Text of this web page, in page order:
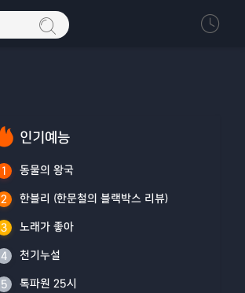
인기예능
1 동물의 왕국
2 한블리 (한문철의 블랙박스 리뷰)
3 노래가 좋아
4 천기누설
5 톡파원 25시